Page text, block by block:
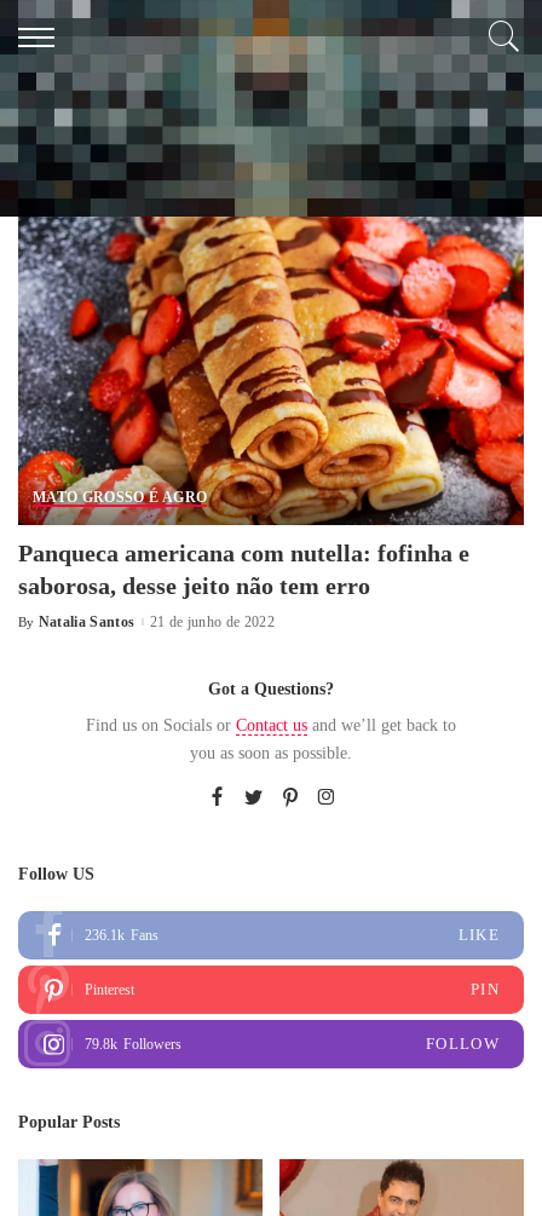
Tag:panqueca americana com Nutella
MATO GROSSO É AGRO
Panqueca americana com nutella: fofinha e
saborosa, desse jeito não tem erro
By Natalia Santos 21 de junho de 2022
Got a Questions?
Find us on Socials or Contact us and we’ll get back to
you as soon as possible.
Follow US
236.1k Fans LIKE
Pinterest PIN
79.8k Followers FOLLOW
Popular Posts